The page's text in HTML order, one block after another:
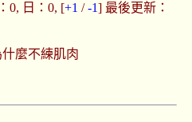
0, 日：0, [+1 /-1] 最後更新：
麼不練肌肉